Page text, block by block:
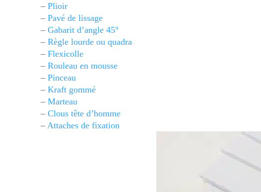
– Plioir
– Pavé de lissage
– Gabarit d’angle 45°
– Règle lourde ou quadra
– Flexicolle
– Rouleau en mousse
– Pinceau
– Kraft gommé
– Marteau
– Clous tête d’homme
– Attaches de fixation